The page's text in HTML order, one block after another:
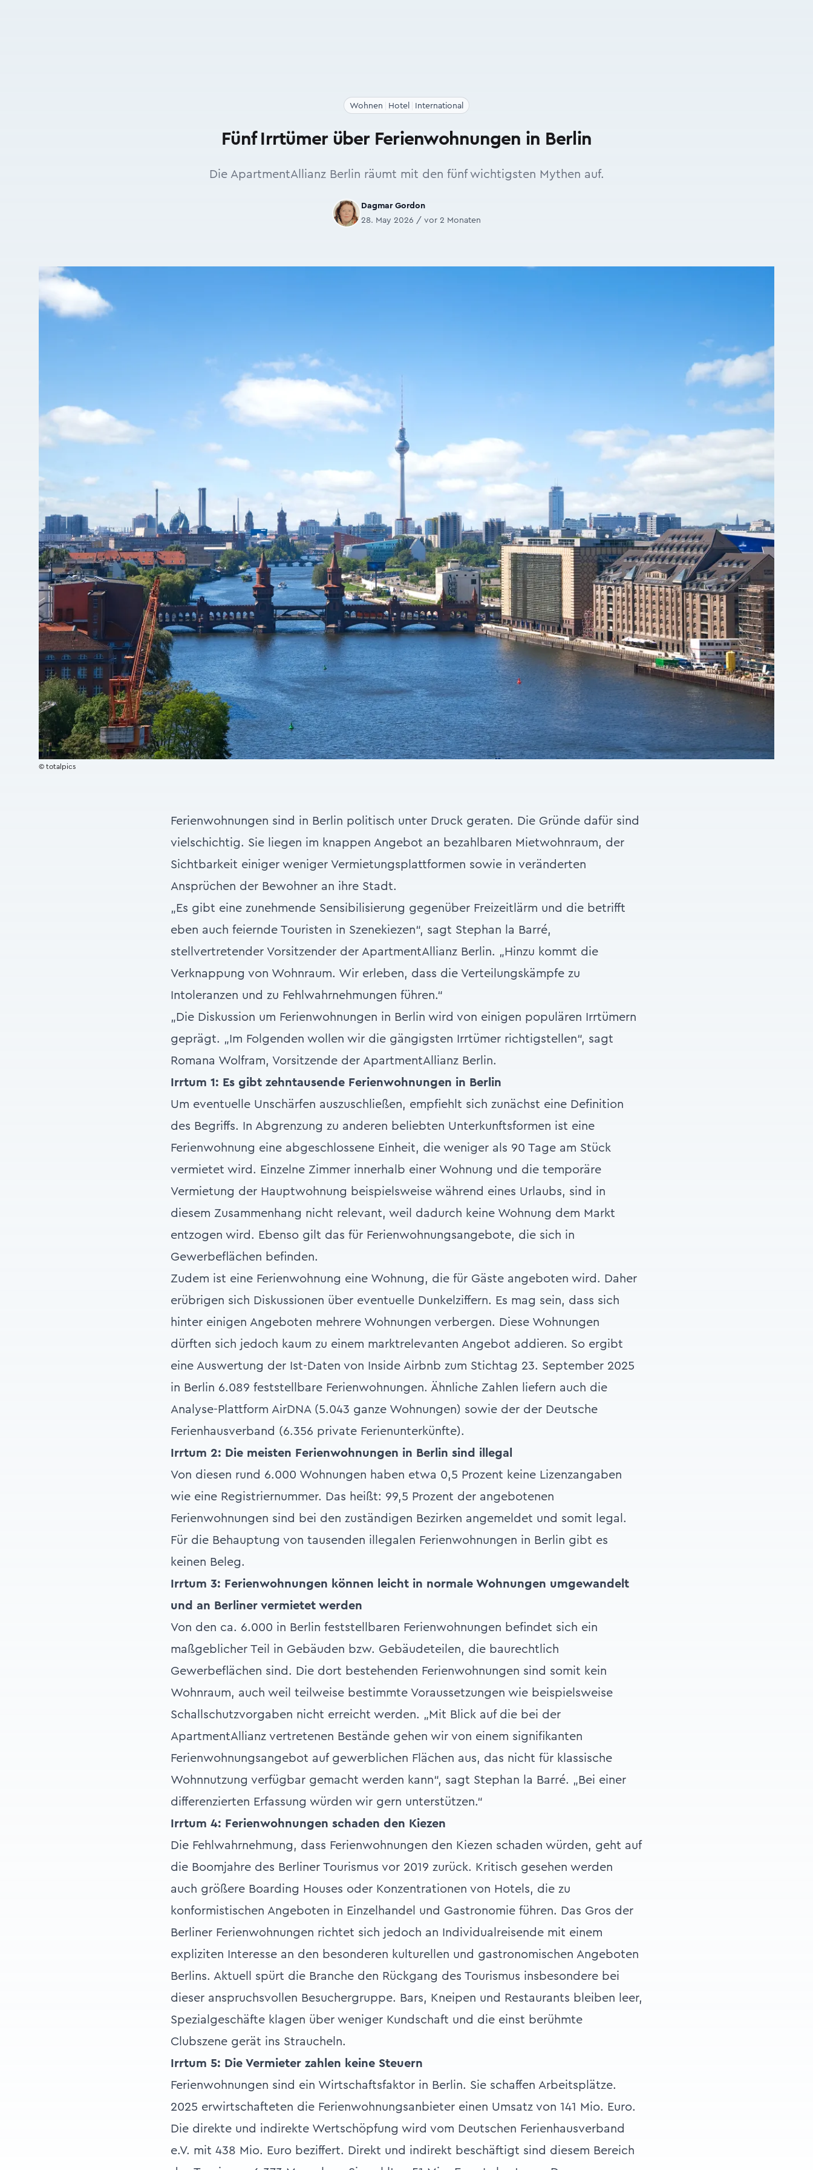
Wohnen Hotel International
Fünf Irrtümer über Ferienwohnungen in Berlin
Die ApartmentAllianz Berlin räumt mit den fünf wichtigsten Mythen auf.
Dagmar Gordon
28. May 2026 / vor 2 Monaten
© totalpics
Ferienwohnungen sind in Berlin politisch unter Druck geraten. Die Gründe dafür sind
vielschichtig. Sie liegen im knappen Angebot an bezahlbaren Mietwohnraum, der
Sichtbarkeit einiger weniger Vermietungsplattformen sowie in veränderten
Ansprüchen der Bewohner an ihre Stadt.
„Es gibt eine zunehmende Sensibilisierung gegenüber Freizeitlärm und die betrifft
eben auch feiernde Touristen in Szenekiezen“, sagt Stephan la Barré,
stellvertretender Vorsitzender der ApartmentAllianz Berlin. „Hinzu kommt die
Verknappung von Wohnraum. Wir erleben, dass die Verteilungskämpfe zu
Intoleranzen und zu Fehlwahrnehmungen führen.“
„Die Diskussion um Ferienwohnungen in Berlin wird von einigen populären Irrtümern
geprägt. „Im Folgenden wollen wir die gängigsten Irrtümer richtigstellen“, sagt
Romana Wolfram, Vorsitzende der ApartmentAllianz Berlin.
Irrtum 1: Es gibt zehntausende Ferienwohnungen in Berlin
Um eventuelle Unschärfen auszuschließen, empfiehlt sich zunächst eine Definition
des Begriffs. In Abgrenzung zu anderen beliebten Unterkunftsformen ist eine
Ferienwohnung eine abgeschlossene Einheit, die weniger als 90 Tage am Stück
vermietet wird. Einzelne Zimmer innerhalb einer Wohnung und die temporäre
Vermietung der Hauptwohnung beispielsweise während eines Urlaubs, sind in
diesem Zusammenhang nicht relevant, weil dadurch keine Wohnung dem Markt
entzogen wird. Ebenso gilt das für Ferienwohnungsangebote, die sich in
Gewerbeflächen befinden.
Zudem ist eine Ferienwohnung eine Wohnung, die für Gäste angeboten wird. Daher
erübrigen sich Diskussionen über eventuelle Dunkelziffern. Es mag sein, dass sich
hinter einigen Angeboten mehrere Wohnungen verbergen. Diese Wohnungen
dürften sich jedoch kaum zu einem marktrelevanten Angebot addieren. So ergibt
eine Auswertung der Ist-Daten von Inside Airbnb zum Stichtag 23. September 2025
in Berlin 6.089 feststellbare Ferienwohnungen. Ähnliche Zahlen liefern auch die
Analyse-Plattform AirDNA (5.043 ganze Wohnungen) sowie der der Deutsche
Ferienhausverband (6.356 private Ferienunterkünfte).
Irrtum 2: Die meisten Ferienwohnungen in Berlin sind illegal
Von diesen rund 6.000 Wohnungen haben etwa 0,5 Prozent keine Lizenzangaben
wie eine Registriernummer. Das heißt: 99,5 Prozent der angebotenen
Ferienwohnungen sind bei den zuständigen Bezirken angemeldet und somit legal.
Für die Behauptung von tausenden illegalen Ferienwohnungen in Berlin gibt es
keinen Beleg.
Irrtum 3: Ferienwohnungen können leicht in normale Wohnungen umgewandelt
und an Berliner vermietet werden
Von den ca. 6.000 in Berlin feststellbaren Ferienwohnungen befindet sich ein
maßgeblicher Teil in Gebäuden bzw. Gebäudeteilen, die baurechtlich
Gewerbeflächen sind. Die dort bestehenden Ferienwohnungen sind somit kein
Wohnraum, auch weil teilweise bestimmte Voraussetzungen wie beispielsweise
Schallschutzvorgaben nicht erreicht werden. „Mit Blick auf die bei der
ApartmentAllianz vertretenen Bestände gehen wir von einem signifikanten
Ferienwohnungsangebot auf gewerblichen Flächen aus, das nicht für klassische
Wohnnutzung verfügbar gemacht werden kann“, sagt Stephan la Barré. „Bei einer
differenzierten Erfassung würden wir gern unterstützen.“
Irrtum 4: Ferienwohnungen schaden den Kiezen
Die Fehlwahrnehmung, dass Ferienwohnungen den Kiezen schaden würden, geht auf
die Boomjahre des Berliner Tourismus vor 2019 zurück. Kritisch gesehen werden
auch größere Boarding Houses oder Konzentrationen von Hotels, die zu
konformistischen Angeboten in Einzelhandel und Gastronomie führen. Das Gros der
Berliner Ferienwohnungen richtet sich jedoch an Individualreisende mit einem
expliziten Interesse an den besonderen kulturellen und gastronomischen Angeboten
Berlins. Aktuell spürt die Branche den Rückgang des Tourismus insbesondere bei
dieser anspruchsvollen Besuchergruppe. Bars, Kneipen und Restaurants bleiben leer,
Spezialgeschäfte klagen über weniger Kundschaft und die einst berühmte
Clubszene gerät ins Straucheln.
Irrtum 5: Die Vermieter zahlen keine Steuern
Ferienwohnungen sind ein Wirtschaftsfaktor in Berlin. Sie schaffen Arbeitsplätze.
2025 erwirtschafteten die Ferienwohnungsanbieter einen Umsatz von 141 Mio. Euro.
Die direkte und indirekte Wertschöpfung wird vom Deutschen Ferienhausverband
e.V. mit 438 Mio. Euro beziffert. Direkt und indirekt beschäftigt sind diesem Bereich